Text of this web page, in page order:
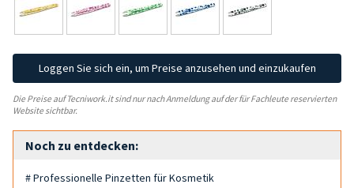
Loggen Sie sich ein, um Preise anzusehen und einzukaufen
Die Preise auf Tecniwork.it sind nur nach Anmeldung auf der für Fachleute reservierten
Website sichtbar.
Noch zu entdecken:
# Professionelle Pinzetten für Kosmetik